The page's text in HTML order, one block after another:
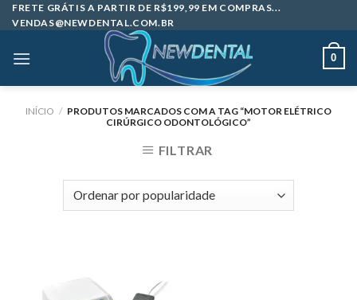
Skip
to
FRETE GRÁTIS A PARTIR DE R$199,99 EM COMPRAS...
VENDAS@NEWDENTAL.COM.BR
0
INÍCIO / PRODUTOS MARCADOS COM A TAG “MOTOR ELÉTRICO
CIRÚRGICO ODONTOLÓGICO”
FILTRAR